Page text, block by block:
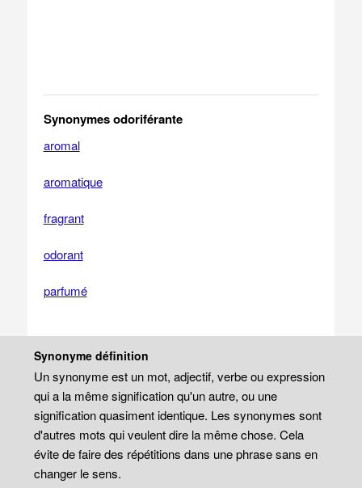
Synonymes odoriférante
aromal
aromatique
fragrant
odorant
parfumé
Synonyme définition
Un synonyme est un mot, adjectif, verbe ou expression
qui a la même signification qu'un autre, ou une
signification quasiment identique. Les synonymes sont
d'autres mots qui veulent dire la même chose. Cela
évite de faire des répétitions dans une phrase sans en
changer le sens.